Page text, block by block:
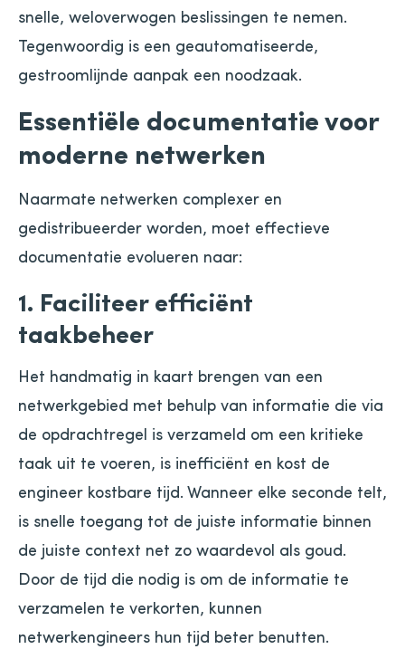
snelle, weloverwogen beslissingen te nemen.
Tegenwoordig is een geautomatiseerde,
gestroomlijnde aanpak een noodzaak.
Essentiële documentatie voor
moderne netwerken
Naarmate netwerken complexer en
gedistribueerder worden, moet effectieve
documentatie evolueren naar:
1. Faciliteer efficiënt
taakbeheer
Het handmatig in kaart brengen van een
netwerkgebied met behulp van informatie die via
de opdrachtregel is verzameld om een ​​kritieke
taak uit te voeren, is inefficiënt en kost de
engineer kostbare tijd. Wanneer elke seconde telt,
is snelle toegang tot de juiste informatie binnen
de juiste context net zo waardevol als goud.
Door de tijd die nodig is om de informatie te
verzamelen te verkorten, kunnen
netwerkengineers hun tijd beter benutten.